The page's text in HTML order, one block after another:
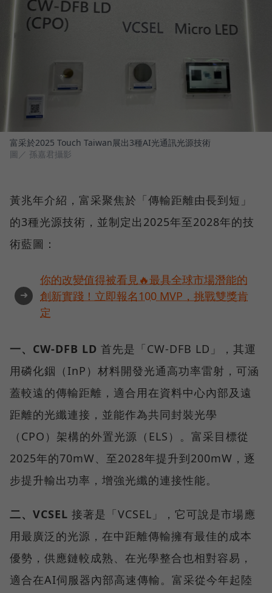
富采於2025 Touch Taiwan展出3種AI光通訊光源技術
圖／ 孫嘉君攝影
黃兆年介紹，富采聚焦於「傳輸距離由長到短」
的3種光源技術，並制定出2025年至2028年的技
術藍圖：
➜
你的改變值得被看見🔥最具全球市場潛能的
創新實踐！立即報名100 MVP，挑戰雙獎肯
定
一、CW-DFB LD 首先是「CW-DFB LD」，其運
用磷化銦（InP）材料開發光通高功率雷射，可涵
蓋較遠的傳輸距離，適合用在資料中心內部及遠
距離的光纖連接，並能作為共同封裝光學
（CPO）架構的外置光源（ELS）。富采目標從
2025年的70mW、至2028年提升到200mW，逐
步提升輸出功率，增強光纖的連接性能。
二、VCSEL 接著是「VCSEL」，它可說是市場應
用最廣泛的光源，在中距離傳輸擁有最佳的成本
優勢，供應鏈較成熟、在光學整合也相對容易，
適合在AI伺服器內部高速傳輸。富采從今年起陸